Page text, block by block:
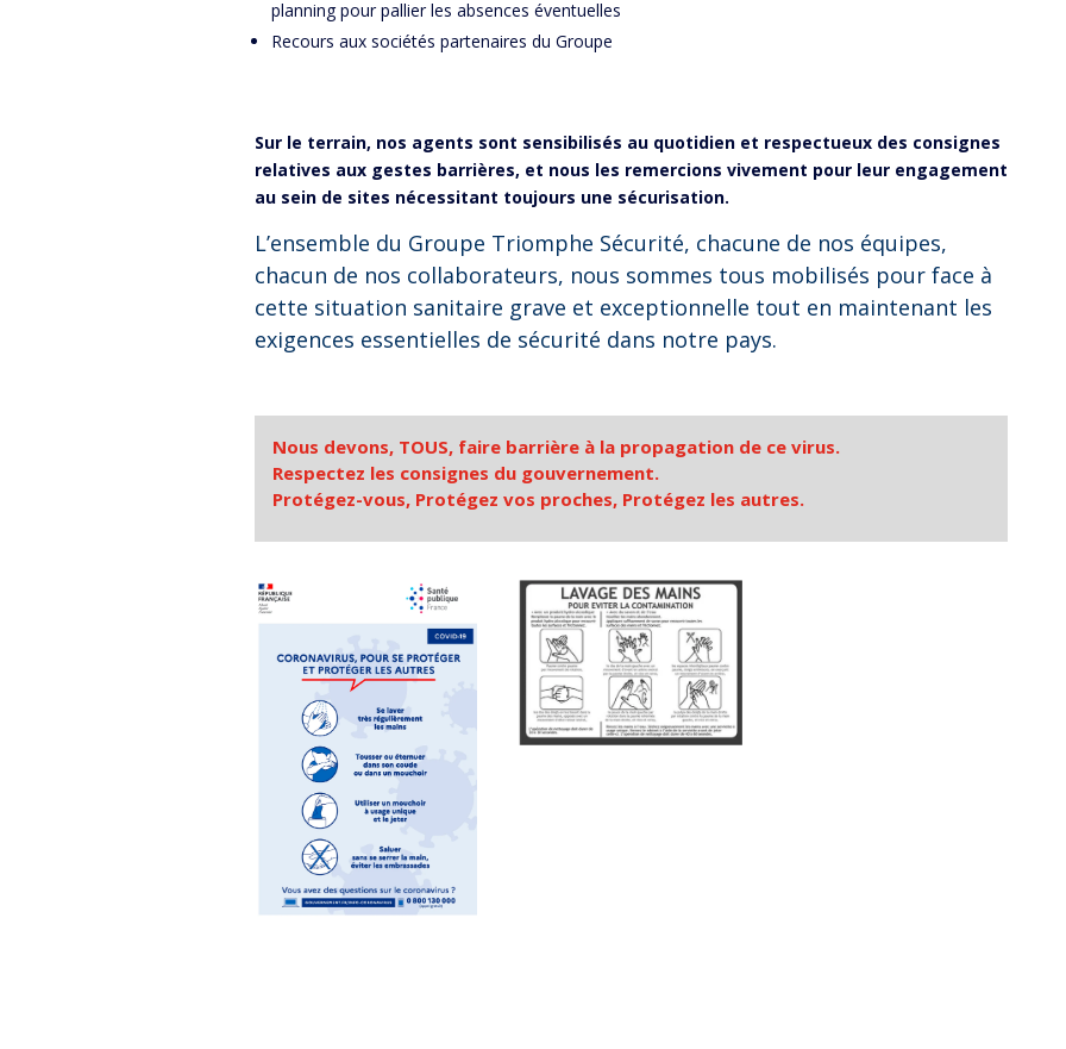
planning pour pallier les absences éventuelles
Recours aux sociétés partenaires du Groupe
Sur le terrain, nos agents sont sensibilisés au quotidien et respectueux des consignes
relatives aux gestes barrières, et nous les remercions vivement pour leur engagement
au sein de sites nécessitant toujours une sécurisation.
L’ensemble du Groupe Triomphe Sécurité, chacune de nos équipes,
chacun de nos collaborateurs, nous sommes tous mobilisés pour face à
cette situation sanitaire grave et exceptionnelle tout en maintenant les
exigences essentielles de sécurité dans notre pays.
Nous devons, TOUS, faire barrière à la propagation de ce virus.
Respectez les consignes du gouvernement.
Protégez-vous, Protégez vos proches, Protégez les autres.